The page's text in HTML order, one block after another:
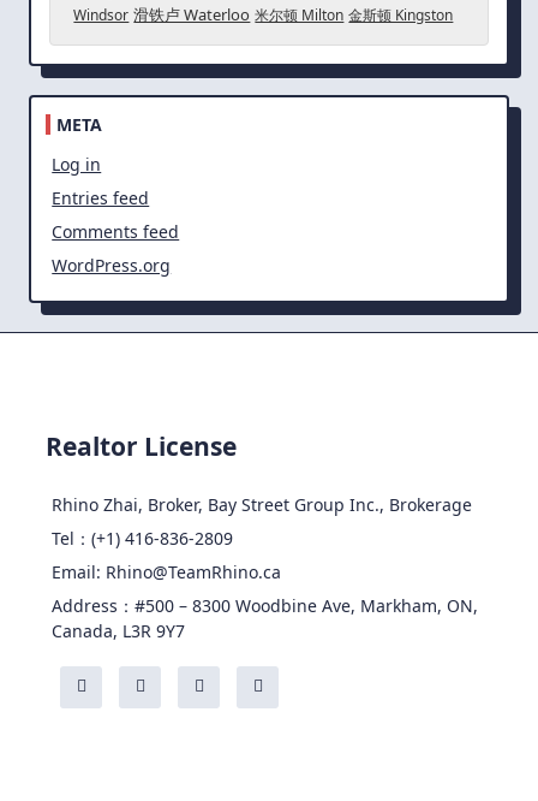
Windsor 滑铁卢 Waterloo 米尔顿 Milton 金斯顿 Kingston
META
Log in
Entries feed
Comments feed
WordPress.org
Realtor License
Rhino Zhai, Broker, Bay Street Group Inc., Brokerage
Tel：(+1) 416-836-2809
Email: Rhino@TeamRhino.ca
Address：#500 – 8300 Woodbine Ave, Markham, ON,
Canada, L3R 9Y7